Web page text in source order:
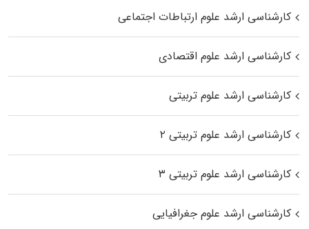
کارشناسی ارشد علوم ارتباطات اجتماعی
کارشناسی ارشد علوم اقتصادی
کارشناسی ارشد علوم تربیتی
کارشناسی ارشد علوم تربیتی ۲
کارشناسی ارشد علوم تربیتی ۳
کارشناسی ارشد علوم جغرافیایی